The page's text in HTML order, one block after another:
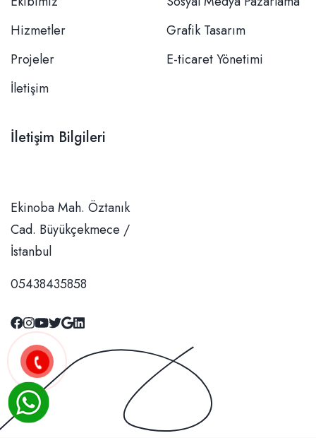
Hizmetler
Projeler
İletişim
Grafik Tasarım
E-ticaret Yönetimi
İletişim Bilgileri
Ekinoba Mah. Öztanık Cad. Büyükçekmece / İstanbul
05438435858